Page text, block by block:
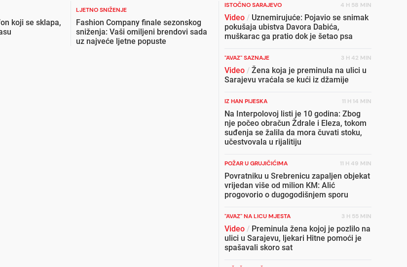
koji se sklapa,
LJETNO SNIŽENJE
Fashion Company finale sezonskog
sniženja: Vaši omiljeni brendovi sada
uz najveće ljetne popuste
ISTOČNO SARAJEVO 4 H 58 MIN
Video / Uznemirujuće: Pojavio se snimak
pokušaja ubistva Davora Dabića,
muškarac ga pratio dok je šetao psa
"AVAZ" SAZNAJE 3 H 42 MIN
Video / Žena koja je preminula na ulici u
Sarajevu vraćala se kući iz džamije
IZ HAN PIJESKA 11 H 14 MIN
Na Interpolovoj listi je 10 godina: Zbog
nje počeo obračun Ždrale i Eleza, tokom
suđenja se žalila da mora čuvati stoku,
učestvovala u rijalitiju
POŽAR U GRUJIČIĆIMA 11 H 49 MIN
Povratniku u Srebrenicu zapaljen objekat
vrijedan više od milion KM: Alić
progovorio o dugogodišnjem sporu
"AVAZ" NA LICU MJESTA 3 H 55 MIN
Video / Preminula žena kojoj je pozlilo na
ulici u Sarajevu, ljekari Hitne pomoći je
spašavali skoro sat